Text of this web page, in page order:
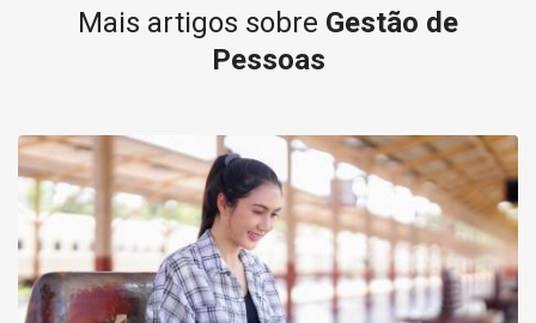
Mais artigos sobre Gestão de
Pessoas